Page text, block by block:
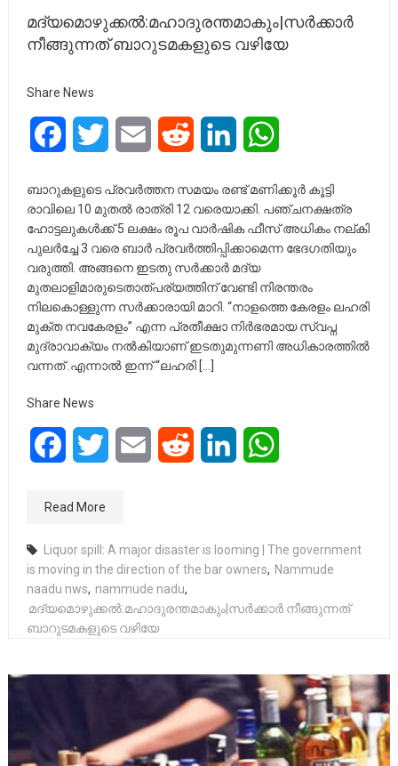
മദ്യമൊഴുക്കൽ:മഹാദുരന്തമാകും|സർക്കാർ
നീങ്ങുന്നത് ബാറുടമകളുടെ വഴിയേ
Share News
FacebookTwitter Email Reddit LinkedIn
ബാറുകളുടെ പ്രവർത്തന സമയം രണ്ട് മണിക്കൂർ കൂട്ടി
രാവിലെ 10 മുതൽ രാത്രി 12 വരെയാക്കി. പഞ്ചനക്ഷത്ര
ഹോട്ടലുകൾക്ക് 5 ലക്ഷം രൂപ വാർഷിക ഫീസ് അധികം നല്കി
പുലർച്ചേ 3 വരെ ബാർ പ്രവർത്തിപ്പിക്കാമെന്ന ഭേദഗതിയും
വരുത്തി. അങ്ങനെ ഇടതു സർക്കാർ മദ്യ
മുതലാളിമാരുടെതാത്പര്യത്തിന് വേണ്ടി നിരന്തരം
നിലകൊള്ളുന്ന സർക്കാരായി മാറി. “നാളത്തെ കേരളം ലഹരി
മുക്ത നവകേരളം” എന്ന പ്രതീക്ഷാ നിർഭരമായ സ്വപ്ന
മുദ്രാവാക്യം നൽകിയാണ് ഇടതുമുന്നണി അധികാരത്തിൽ
വന്നത് .എന്നാൽ ഇന്ന് “ലഹരി […]
Share News
FacebookTwitter Email Reddit LinkedIn
Read More
Liquor spill: A major disaster is looming | The government
is moving in the direction of the bar owners, Nammude
naadu nws, nammude nadu,
മദ്യമൊഴുക്കൽ:മഹാദുരന്തമാകും|സർക്കാർ നീങ്ങുന്നത്
ബാറുടമകളുടെ വഴിയേ